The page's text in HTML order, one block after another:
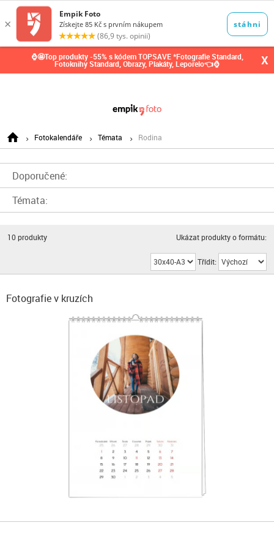
⌚🤩Top produkty -55% s kódem TOPSAVE *Fotografie Standard,
Fotoknihy Standard, Obrazy, Plakáty, Leporelo👈⌚ X
Fotokalendáře Témata Rodina
Doporučené:
Témata:
10 produkty Ukázat produkty o formátu:
Třídit:
Fotografie v kruzích